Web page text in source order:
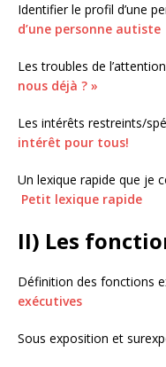
Identifier le profil d’une
d’une personne autiste
Les troubles de
nous déjà ? »
Les intérêts restreints/
intérêt pour tous!
Un lexique rapide que je
Petit lexique rapide
II) Les
Définition des fonctions
exécutives
Sous exposition et